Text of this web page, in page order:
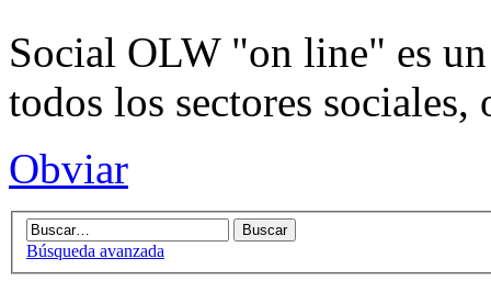
Social OLW "on line" es
todos los sectores sociales,
Obviar
Búsqueda avanzada